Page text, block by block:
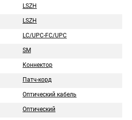
LSZH
LSZH
LC/UPC-FC/UPC
SM
Коннектор
Патч-корд
Оптический кабель
Оптический